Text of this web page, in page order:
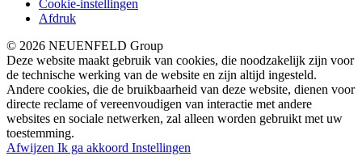
Cookie-instellingen
Afdruk
© 2026 NEUENFELD Group
Deze website maakt gebruik van cookies, die noodzakelijk zijn voor
de technische werking van de website en zijn altijd ingesteld.
Andere cookies, die de bruikbaarheid van deze website, dienen voor
directe reclame of vereenvoudigen van interactie met andere
websites en sociale netwerken, zal alleen worden gebruikt met uw
toestemming.
Afwijzen Ik ga akkoord Instellingen